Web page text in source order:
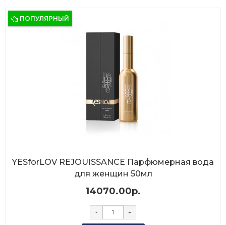
ПОПУЛЯРНЫЙ
YESforLOV REJOUISSANCE Парфюмерная вода
для женщин 50мл
14070.00р.
- +